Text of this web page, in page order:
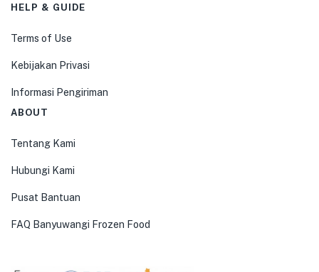
HELP & GUIDE
Terms of Use
Kebijakan Privasi
Informasi Pengiriman
ABOUT
Tentang Kami
Hubungi Kami
Pusat Bantuan
FAQ Banyuwangi Frozen Food